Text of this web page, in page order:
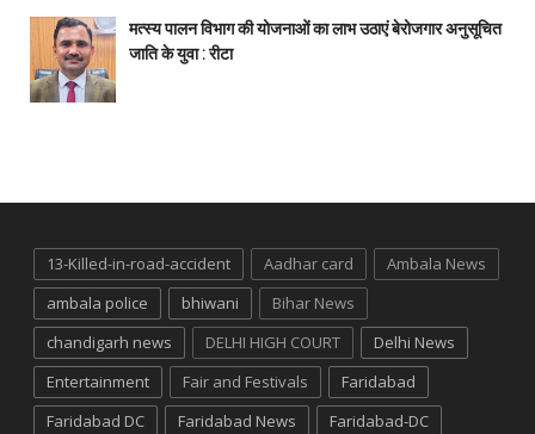
मत्स्य पालन विभाग की योजनाओं का लाभ उठाएं बेरोजगार अनुसूचित
जाति के युवा : रीटा
13-Killed-in-road-accident Aadhar card
Ambala News
ambala police
bhiwani
Bihar News
chandigarh news
DELHI HIGH COURT
Delhi News
Entertainment
Fair and Festivals
Faridabad
Faridabad DC
Faridabad News
Faridabad-DC